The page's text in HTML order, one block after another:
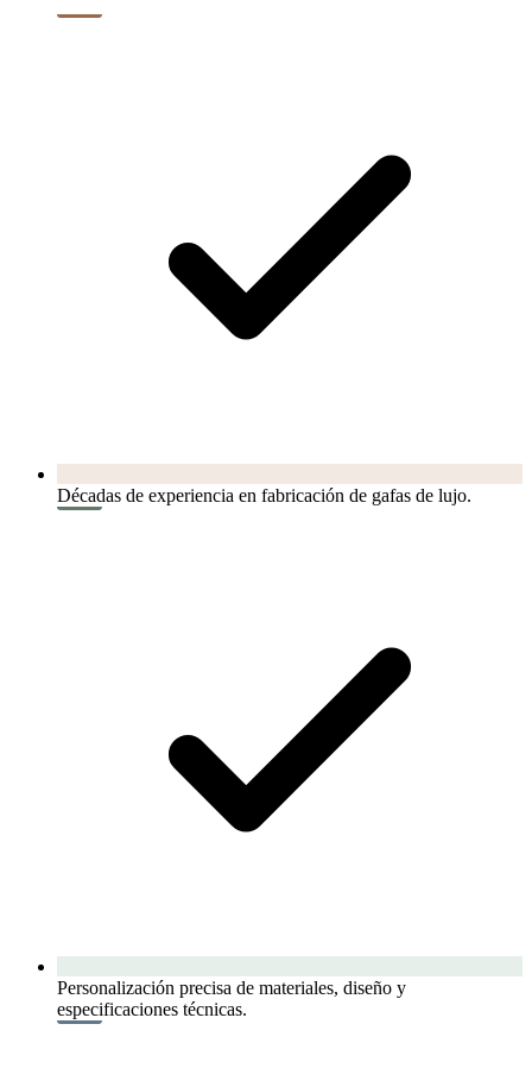
Décadas de experiencia en fabricación de gafas de lujo.
Personalización precisa de materiales, diseño y
especificaciones técnicas.